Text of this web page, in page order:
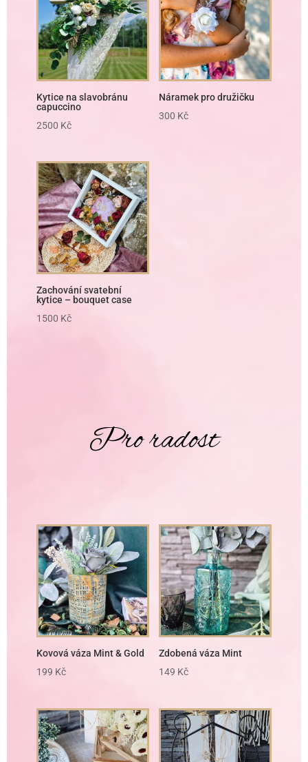
Kytice na slavobránu
capuccino
2500 Kč
Náramek pro družičku
300 Kč
Zachování svatební
kytice – bouquet case
1500 Kč
Pro radost
Kovová váza Mint & Gold
199 Kč
Zdobená váza Mint
149 Kč